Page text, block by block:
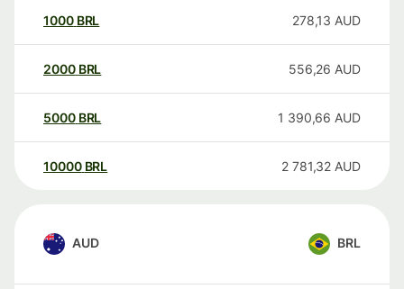
1000 BRL 278,13 AUD
2000 BRL 556,26 AUD
5000 BRL 1 390,66 AUD
10000 BRL 2 781,32 AUD
AUD BRL